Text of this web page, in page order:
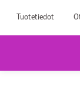
Tuotetiedot